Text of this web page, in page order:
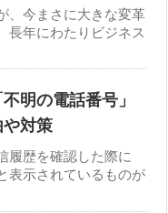
、今まさに大きな変革
長年にわたりビジネス
明の電話番号」
対策
履歴を確認した際に
表示されているものが